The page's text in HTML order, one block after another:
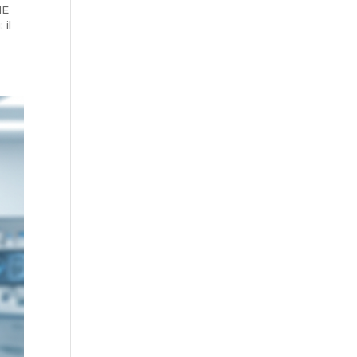
il